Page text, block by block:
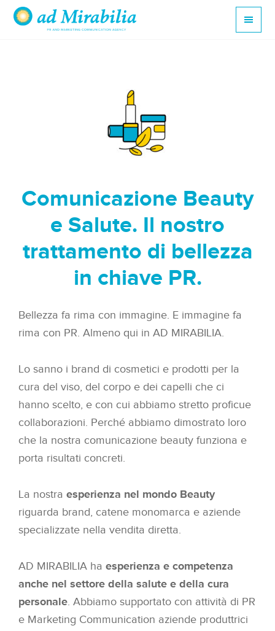
Comunicazione Beauty
e Salute. Il nostro
trattamento di bellezza
in chiave PR.
Bellezza fa rima con immagine. E immagine fa
rima con PR. Almeno qui in AD MIRABILIA.
Lo sanno i brand di cosmetici e prodotti per la
cura del viso, del corpo e dei capelli che ci
hanno scelto, e con cui abbiamo stretto proficue
collaborazioni. Perché abbiamo dimostrato loro
che la nostra comunicazione beauty funziona e
porta risultati concreti.
La nostra esperienza nel mondo Beauty
riguarda brand, catene monomarca e aziende
specializzate nella vendita diretta.
AD MIRABILIA ha esperienza e competenza
anche nel settore della salute e della cura
personale. Abbiamo supportato con attività di PR
e Marketing Communication aziende produttrici